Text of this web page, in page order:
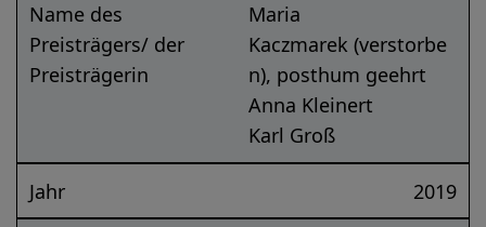
Name des
Preisträgers/ der
Preisträgerin
Maria
Kaczmarek (verstorbe
n), posthum geehrt
Anna Kleinert
Karl Groß
Jahr 2019